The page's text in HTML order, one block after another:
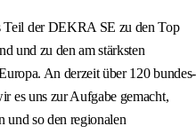
der DEKRA SE zu den Top
und zu den am stärksten
An derzeit über 120 bundes-
es uns zur Aufgabe gemacht,
und so den regionalen